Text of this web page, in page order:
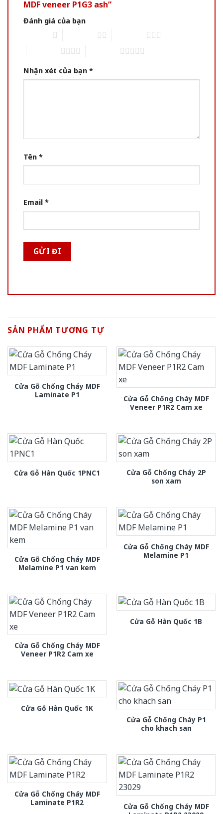
MDF veneer P1G3 ash”
Đánh giá của bạn
Nhận xét của bạn *
Tên *
Email *
SẢN PHẨM TƯƠNG TỰ
Cửa Gỗ Chống Cháy MDF
Laminate P1
Cửa Gỗ Chống Cháy MDF
Veneer P1R2 Cam xe
Cửa Gỗ Hàn Quốc 1PNC1
Cửa Gỗ Chống Cháy 2P
son xam
Cửa Gỗ Chống Cháy MDF
Melamine P1 van kem
Cửa Gỗ Chống Cháy MDF
Melamine P1
Cửa Gỗ Chống Cháy MDF
Veneer P1R2 Cam xe
Cửa Gỗ Hàn Quốc 1B
Cửa Gỗ Hàn Quốc 1K
Cửa Gỗ Chống Cháy P1
cho khach san
Cửa Gỗ Chống Cháy MDF
Laminate P1R2
Cửa Gỗ Chống Cháy MDF